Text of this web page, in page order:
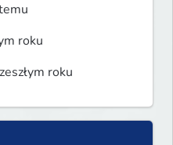
roku
roku